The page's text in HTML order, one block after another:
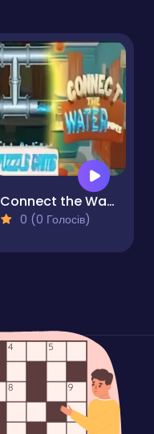
Connect the Water Pipes
0 (0 Голосів)